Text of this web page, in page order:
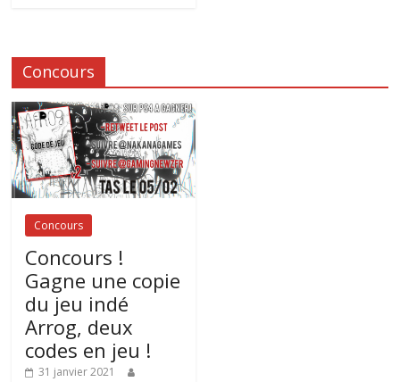
Concours
Concours
Concours !
Gagne une copie
du jeu indé
Arrog, deux
codes en jeu !
31 janvier 2021